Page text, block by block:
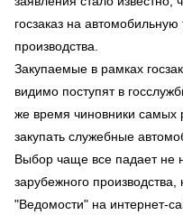
госзаказ на автомобильную
производства.
Закупаемые в рамках
видимо поступят в
же время чиновники самых
закупать служебные
Выбор чаще все падает не
зарубежного
"Ведомости" на интернет-